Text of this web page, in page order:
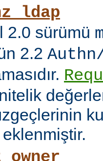
2.0 sürümü
2.2